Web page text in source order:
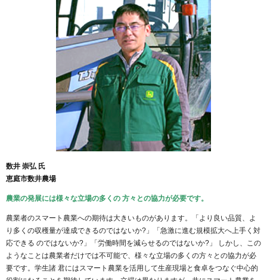
数井 崇弘 氏
恵庭市数井農場
農業の発展には様々な立場の多くの 方々との協力が必要です。
農業者のスマート農業への期待は大きいものがあります。「より良い品質、よ
り多くの収穫量が達成できるのではないか?」「急激に進む規模拡大へ上手く対
応できる のではないか?」「労働時間を減らせるのではないか?」 しかし、この
ようなことは農業者だけでは不可能で、様々な立場の多くの方々との協力が必
要です。学生諸 君にはスマート農業を活用して生産現場と食卓をつなぐ中心的